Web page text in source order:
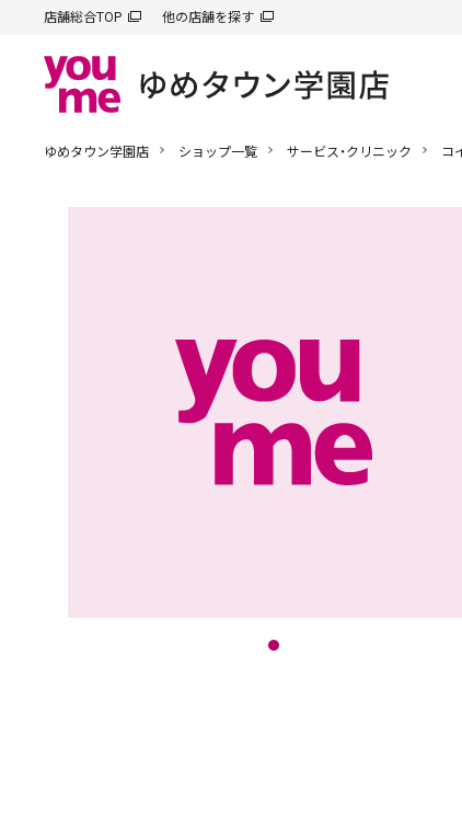
店舗総合TOP 他の店舗を探す
ゆめタウン学園店 ショップ一覧 サービス・クリニック コ